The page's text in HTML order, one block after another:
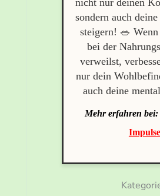
nicht nur deinen
sondern auch
steigern! 🥗
bei der
verweilst,
nur dein
auch deine
Mehr erfahren bei:
Impulse